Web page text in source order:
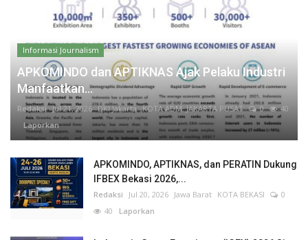
Informasi Journalism
APKOMINDO dan APTIKNAS Ajak Pelaku Industri
Manfaatkan...
Redaksi Jul 21, 2026 DKI Jakarta KOTA ADM. JAKARTA PUSAT 0
40
Laporkan
APKOMINDO, APTIKNAS, dan PERATIN Dukung
IFBEX Bekasi 2026,...
Redaksi Jul 20, 2026 Jawa Barat KOTA BEKASI
0
40 Laporkan